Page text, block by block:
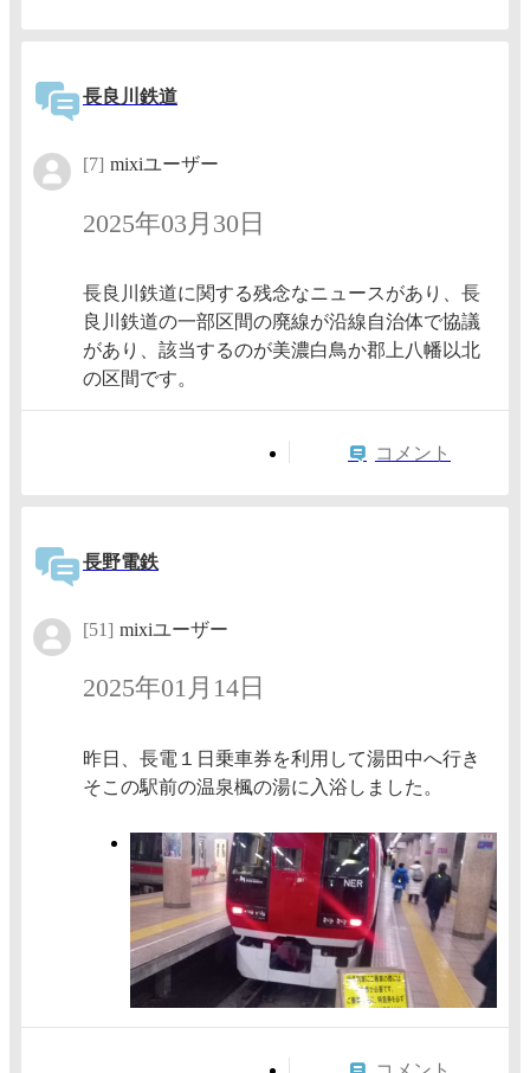
長良川鉄道
[7] mixiユーザー
2025年03月30日
長良川鉄道に関する残念なニュースがあり、長
良川鉄道の一部区間の廃線が沿線自治体で協議
があり、該当するのが美濃白鳥か郡上八幡以北
の区間です。
コメント
長野電鉄
[51] mixiユーザー
2025年01月14日
昨日、長電１日乗車券を利用して湯田中へ行き
そこの駅前の温泉楓の湯に入浴しました。